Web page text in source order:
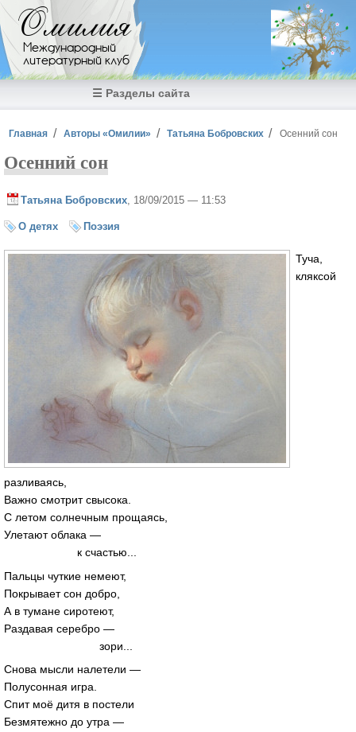
Перейти к основному содержанию
Омилия
Международный
литературный клуб
☰ Разделы сайта
Вы здесь
Главная Авторы «Омилии» Татьяна Бобровских Осенний сон
Осенний сон
Татьяна Бобровских , 18/09/2015 — 11:53
О детях Поэзия
Туча,
кляксой
разливаясь,
Важно смотрит свысока.
С летом солнечным прощаясь,
Улетают облака —
к счастью...
Пальцы чуткие немеют,
Покрывает сон добро,
А в тумане сиротеют,
Раздавая серебро —
зори...
Снова мысли налетели —
Полусонная игра.
Спит моё дитя в постели
Безмятежно до утра —